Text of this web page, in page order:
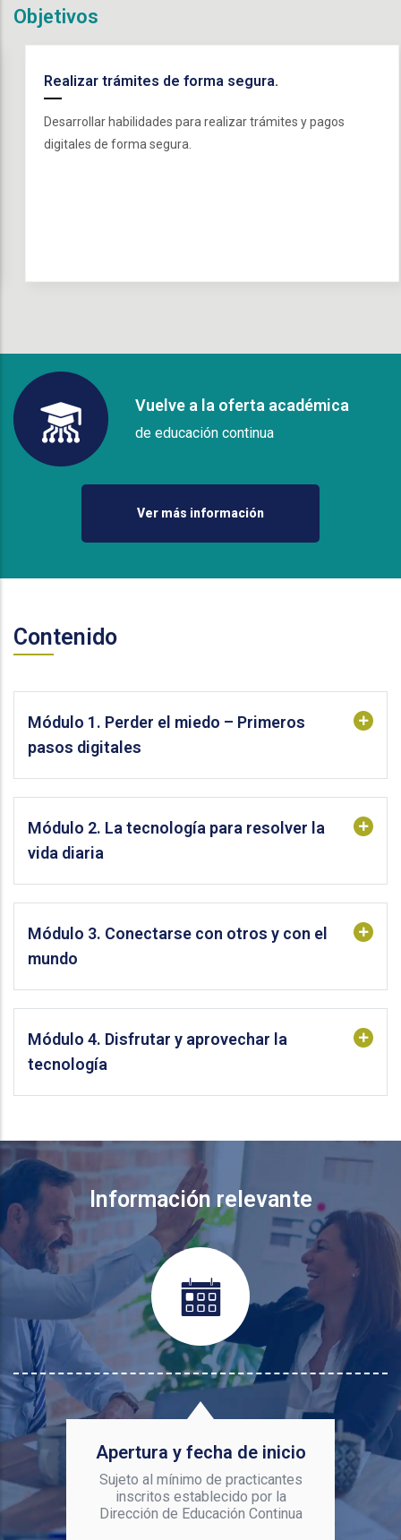
Objetivos
Realizar trámites de forma segura.
Desarrollar habilidades para realizar trámites y pagos
digitales de forma segura.
Vuelve a la oferta académica
de educación continua
Ver más información
Contenido
Módulo 1. Perder el miedo – Primeros
pasos digitales
Módulo 2. La tecnología para resolver la
vida diaria
Módulo 3. Conectarse con otros y con el
mundo
Módulo 4. Disfrutar y aprovechar la
tecnología
Información relevante
Apertura y fecha de inicio
Sujeto al mínimo de practicantes
inscritos establecido por la
Dirección de Educación Continua